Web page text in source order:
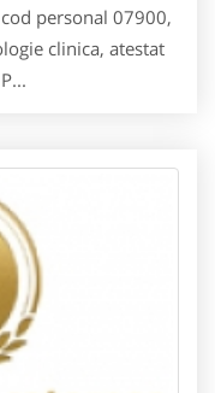
personal 07900,
clinica, atestat